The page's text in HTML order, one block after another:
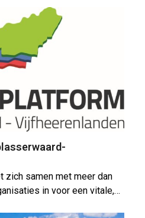
zich samen met meer dan
in voor een vitale,…